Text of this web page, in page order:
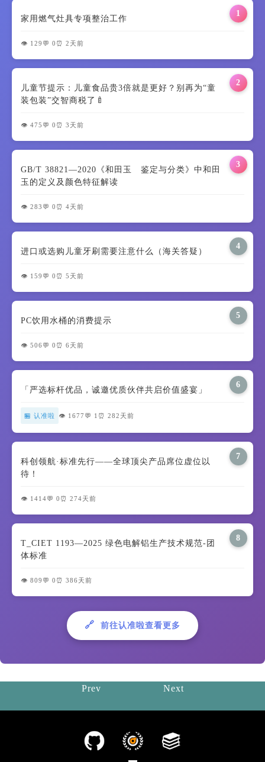
1
家用燃气灶具专项整治工作
👁️ 129 💬 0 ⏰ 2天前
2
儿童节提示：儿童食品贵3倍就是更好？别再为“童
装包装”交智商税了🍼
👁️ 475 💬 0 ⏰ 3天前
3
GB/T 38821—2020《和田玉 鉴定与分类》中和田
玉的定义及颜色特征解读
👁️ 283 💬 0 ⏰ 4天前
4
进口或选购儿童牙刷需要注意什么（海关答疑）
👁️ 159 💬 0 ⏰ 5天前
5
PC饮用水桶的消费提示
👁️ 506 💬 0 ⏰ 6天前
6
「严选标杆优品，诚邀优质伙伴共启价值盛宴」
🏪 认准啦 👁️ 1677 💬 1 ⏰ 282天前
7
科创领航·标准先行——全球顶尖产品席位虚位以
待！
👁️ 1414💬 0 ⏰ 274天前
8
T_CIET 1193—2025 绿色电解铝生产技术规范-团
体标准
👁️ 809 💬 0 ⏰ 386天前
🔗 前往认准啦查看更多
Prev Next